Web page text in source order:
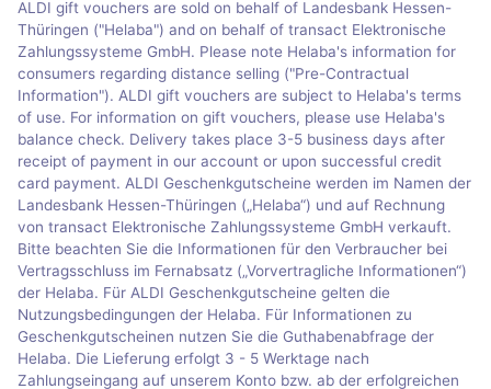
ALDI gift vouchers are sold on behalf of Landesbank Hessen-
Thüringen ("Helaba") and on behalf of transact Elektronische
Zahlungssysteme GmbH. Please note Helaba's information for
consumers regarding distance selling ("Pre-Contractual
Information"). ALDI gift vouchers are subject to Helaba's terms
of use. For information on gift vouchers, please use Helaba's
balance check. Delivery takes place 3-5 business days after
receipt of payment in our account or upon successful credit
card payment. ALDI Geschenkgutscheine werden im Namen der
Landesbank Hessen-Thüringen („Helaba“) und auf Rechnung
von transact Elektronische Zahlungssysteme GmbH verkauft.
Bitte beachten Sie die Informationen für den Verbraucher bei
Vertragsschluss im Fernabsatz („Vorvertragliche Informationen“)
der Helaba. Für ALDI Geschenkgutscheine gelten die
Nutzungsbedingungen der Helaba. Für Informationen zu
Geschenkgutscheinen nutzen Sie die Guthabenabfrage der
Helaba. Die Lieferung erfolgt 3 - 5 Werktage nach
Zahlungseingang auf unserem Konto bzw. ab der erfolgreichen